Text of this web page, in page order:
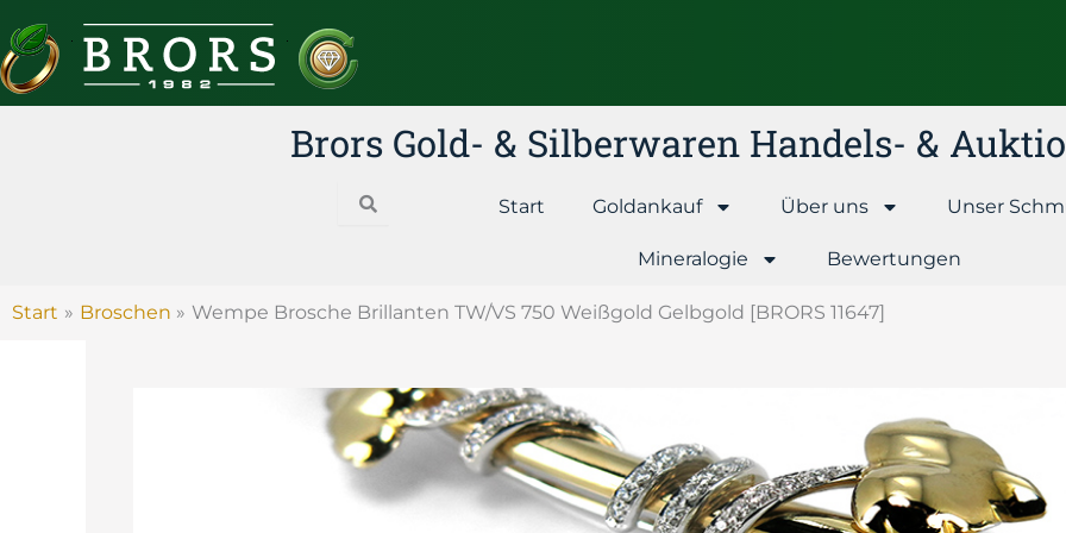
Inhalt
springen
Brors Gold- & Silberwaren Handels- &
Search
Start Goldankauf Über uns Unser
Mineralogie Bewertungen
Start Broschen Wempe Brosche Brillanten TW/VS 750 Weißgold Gelbgold [BRORS 11647]